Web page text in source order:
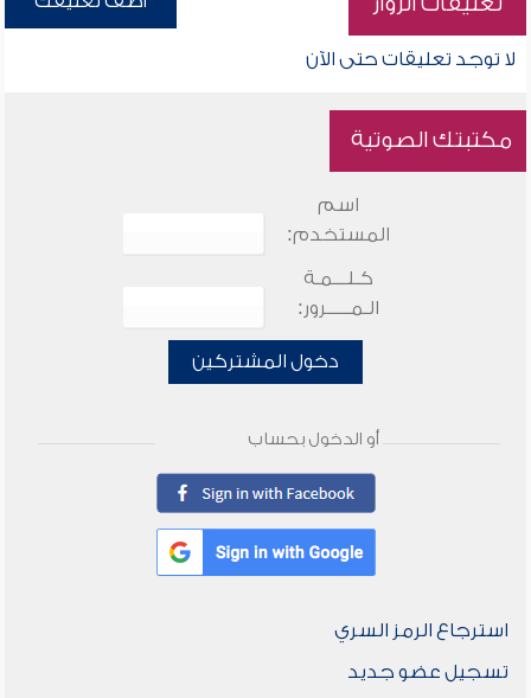
لا توجد تعليقات حتى الآن
مكتبتك الصوتية
اسم
المستخدم:
كـلـــمـة
الـمـــــرور:
دخول المشتركين
أو الدخول بحساب
استرجاع الرمز السري
تسجيل عضو جديد